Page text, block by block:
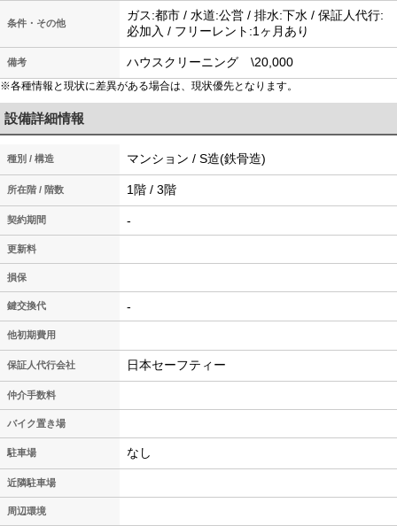
条件・その他
ガス:都市 / 水道:公営 / 排水:下水 / 保証人代行:
必加入 / フリーレント:1ヶ月あり
備考 ハウスクリーニング \20,000
※各種情報と現状に差異がある場合は、現状優先となります。
設備詳細情報
種別 / 構造 マンション / S造(鉄骨造)
所在階 / 階数 1階 / 3階
契約期間 -
更新料
損保
鍵交換代 -
他初期費用
保証人代行会社 日本セーフティー
仲介手数料
バイク置き場
駐車場 なし
近隣駐車場
周辺環境